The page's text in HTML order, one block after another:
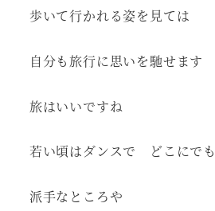
歩いて行かれる姿を見ては
自分も旅行に思いを馳せます
旅はいいですね
若い頃はダンスで どこにで
派手なところや